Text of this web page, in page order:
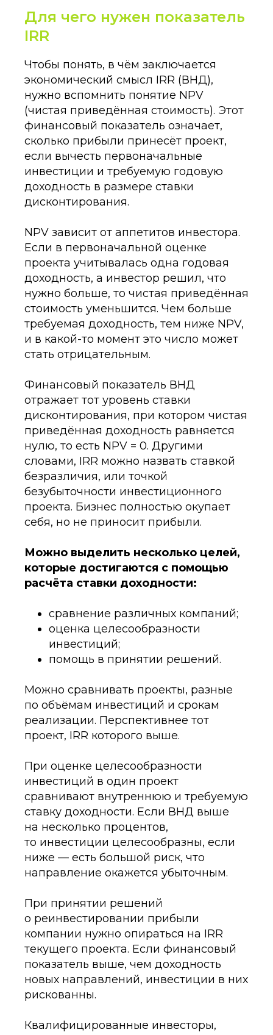
Для чего нужен показатель
IRR
Чтобы понять, в чём заключается
экономический смысл IRR (ВНД),
нужно вспомнить понятие NPV
(чистая приведённая стоимость). Этот
финансовый показатель означает,
сколько прибыли принесёт проект,
если вычесть первоначальные
инвестиции и требуемую годовую
доходность в размере ставки
дисконтирования.
NPV зависит от аппетитов инвестора.
Если в первоначальной оценке
проекта учитывалась одна годовая
доходность, а инвестор решил, что
нужно больше, то чистая приведённая
стоимость уменьшится. Чем больше
требуемая доходность, тем ниже NPV,
и в какой-то момент это число может
стать отрицательным.
Финансовый показатель ВНД
отражает тот уровень ставки
дисконтирования, при котором чистая
приведённая доходность равняется
нулю, то есть NPV = 0. Другими
словами, IRR можно назвать ставкой
безразличия, или точкой
безубыточности инвестиционного
проекта. Бизнес полностью окупает
себя, но не приносит прибыли.
Можно выделить несколько целей,
которые достигаются с помощью
расчёта ставки доходности:
сравнение различных компаний;
оценка целесообразности
инвестиций;
помощь в принятии решений.
Можно сравнивать проекты, разные
по объёмам инвестиций и срокам
реализации. Перспективнее тот
проект, IRR которого выше.
При оценке целесообразности
инвестиций в один проект
сравнивают внутреннюю и требуемую
ставку доходности. Если ВНД выше
на несколько процентов,
то инвестиции целесообразны, если
ниже — есть большой риск, что
направление окажется убыточным.
При принятии решений
о реинвестировании прибыли
компании нужно опираться на IRR
текущего проекта. Если финансовый
показатель выше, чем доходность
новых направлений, инвестиции в них
рискованны.
Квалифицированные инвесторы,